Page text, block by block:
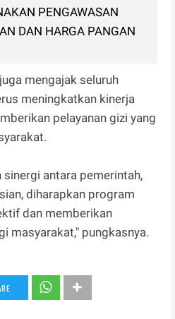
PENGAWASAN
DAN HARGA PANGAN
mengajak seluruh
meningkatkan kinerja
pelayanan gizi yang
sinergi antara pemerintah,
diharapkan program
dan memberikan
masyarakat," pungkasnya.